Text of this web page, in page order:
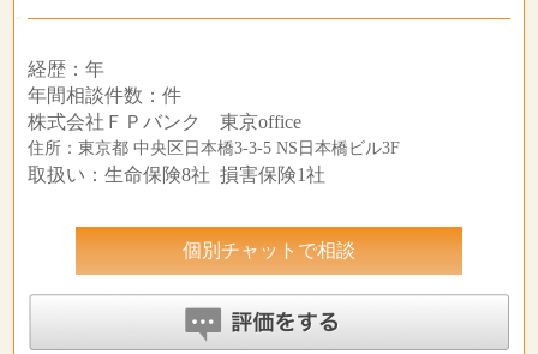
経歴：年
年間相談件数：件
株式会社ＦＰバンク 東京office
住所：東京都 中央区日本橋3-3-5 NS日本橋ビル3F
取扱い：生命保険8社 損害保険1社
個別チャットで相談